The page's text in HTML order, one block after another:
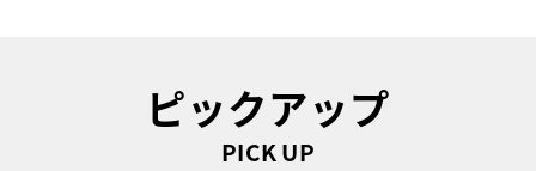
ピックアップ
PICK UP